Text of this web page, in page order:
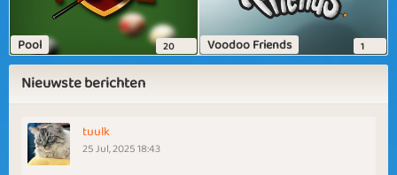
Pool 20 Voodoo Friends 1
Nieuwste berichten
tuulk
25 Jul, 2025 18:43